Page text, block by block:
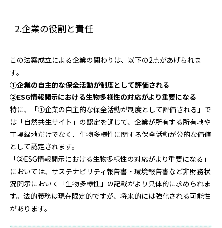
2.企業の役割と責任
この法案成立による企業の関わりは、以下の2点があげられま
す。
①企業の自主的な保全活動が制度として評価される
②ESG情報開示における生物多様性の対応がより重要になる
特に、「①企業の自主的な保全活動が制度として評価される」で
は「自然共生サイト」の認定を通じて、企業が所有する所有地や
工場緑地だけでなく、生物多様性に関する保全活動が公的な価値
として認定されます。
「②ESG情報開示における生物多様性の対応がより重要になる」
においては、サステナビリティ報告書・環境報告書など非財務状
況開示において「生物多様性」の記載がより具体的に求められま
す。法的義務は現在限定的ですが、将来的には強化される可能性
があります。